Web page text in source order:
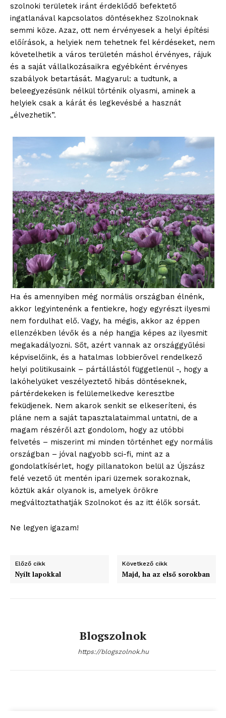
blogSZOLNOK
szubjektív élményportál
ELŐFIZETÉS
Hasznos
Előfizetés
Kapcsolat
szolnoki területek iránt érdeklődő befektető
ingatlanával kapcsolatos döntésekhez Szolnoknak
semmi köze. Azaz, ott nem érvényesek a helyi építési
előírások, a helyiek nem tehetnek fel kérdéseket, nem
követelhetik a város területén máshol érvényes, rájuk
és a saját vállalkozásaikra egyébként érvényes
szabályok betartását. Magyarul: a tudtunk, a
beleegyezésünk nélkül történik olyasmi, aminek a
helyiek csak a kárát és legkevésbé a hasznát
„élvezhetik”.
Ha és amennyiben még normális országban élnénk,
akkor legyintenénk a fentiekre, hogy egyrészt ilyesmi
nem fordulhat elő. Vagy, ha mégis, akkor az éppen
ellenzékben lévők és a nép hangja képes az ilyesmit
megakadályozni. Sőt, azért vannak az országgyűlési
képviselőink, és a hatalmas lobbierővel rendelkező
helyi politikusaink – pártállástól függetlenül -, hogy a
lakóhelyüket veszélyeztető hibás döntéseknek,
pártérdekeken is felülemelkedve keresztbe
feküdjenek. Nem akarok senkit se elkeseríteni, és
pláne nem a saját tapasztalataimmal untatni, de a
magam részéről azt gondolom, hogy az utóbbi
felvetés – miszerint mi minden történhet egy normális
országban – jóval nagyobb sci-fi, mint az a
gondolatkísérlet, hogy pillanatokon belül az Újszász
felé vezető út mentén ipari üzemek sorakoznak,
köztük akár olyanok is, amelyek örökre
megváltoztathatják Szolnokot és az itt élők sorsát.
Ne legyen igazam!
Előző cikk
Nyílt lapokkal
Következő cikk
Majd, ha az első sorokban
Blogszolnok
https://blogszolnok.hu